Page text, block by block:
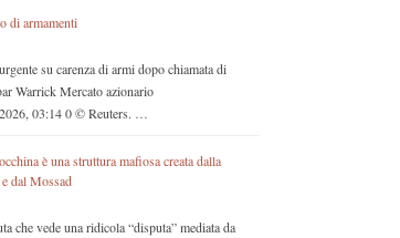
di armamenti
su carenza di armi dopo chiamata di
Warrick Mercato azionario
03:14 0 © Reuters. …
è una struttura mafiosa creata dalla
dal Mossad
che vede una ridicola “disputa” mediata da